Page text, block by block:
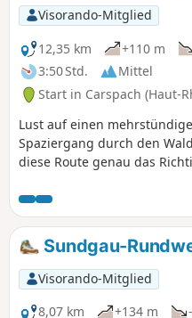
Visorando-Mitglied
12,35 km
+110 m
3:50 Std.
Mittel
Start in Carspach (Haut-
Lust auf einen
Spaziergang durch den
diese Route genau das
bereitet, können Sie
„Geheimnisse“ dieses Teils
Sundgaus entdecken und
Freien in vollen Zügen
Sundgau-
Visorando-Mitglied
8,07 km
+134 m